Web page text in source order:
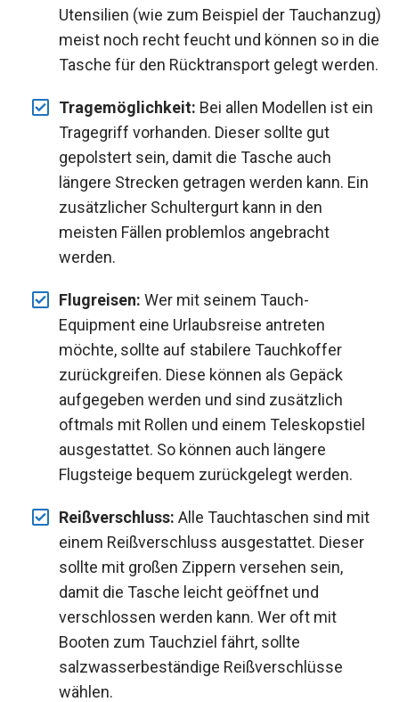
Utensilien (wie zum Beispiel der Tauchanzug)
meist noch recht feucht und können so in die
Tasche für den Rücktransport gelegt werden.
Tragemöglichkeit: Bei allen Modellen ist ein
Tragegriff vorhanden. Dieser sollte gut
gepolstert sein, damit die Tasche auch
längere Strecken getragen werden kann. Ein
zusätzlicher Schultergurt kann in den
meisten Fällen problemlos angebracht
werden.
Flugreisen: Wer mit seinem Tauch-
Equipment eine Urlaubsreise antreten
möchte, sollte auf stabilere Tauchkoffer
zurückgreifen. Diese können als Gepäck
aufgegeben werden und sind zusätzlich
oftmals mit Rollen und einem Teleskopstiel
ausgestattet. So können auch längere
Flugsteige bequem zurückgelegt werden.
Reißverschluss: Alle Tauchtaschen sind mit
einem Reißverschluss ausgestattet. Dieser
sollte mit großen Zippern versehen sein,
damit die Tasche leicht geöffnet und
verschlossen werden kann. Wer oft mit
Booten zum Tauchziel fährt, sollte
salzwasserbeständige Reißverschlüsse
wählen.